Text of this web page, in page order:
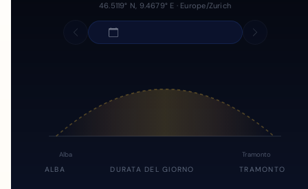
46.5119° N, 9.4679° E · Europe/Zurich
Alba Tramonto
ALBA DURATA DEL GIORNO TRAMONTO